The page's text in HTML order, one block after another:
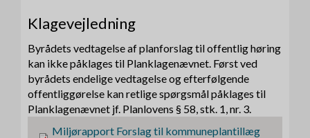
Klagevejledning
Byrådets vedtagelse af planforslag til offentlig høring
kan ikke påklages til Planklagenævnet. Først ved
byrådets endelige vedtagelse og efterfølgende
offentliggørelse kan retlige spørgsmål påklages til
Planklagenævnet jf. Planlovens § 58, stk. 1, nr. 3.
Miljørapport Forslag til kommuneplantillæg